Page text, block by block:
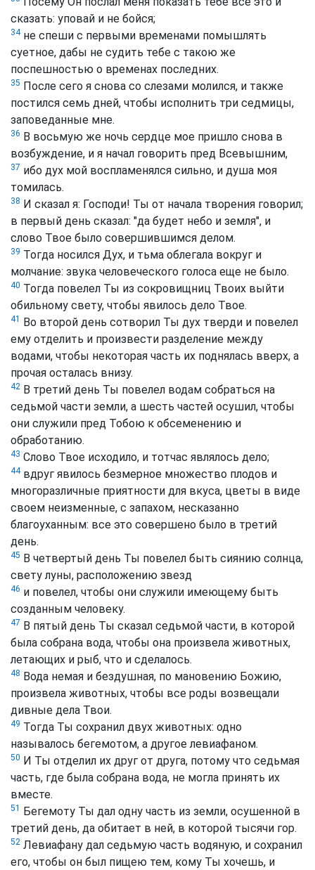
сказать: уповай и не бойся;
34не спеши с первыми временами помышлять
суетное, дабы не судить тебе с такою же
поспешностью о временах последних.
35 После сего я снова со слезами молился, и также
постился семь дней, чтобы исполнить три седмицы,
заповеданные мне.
36 В восьмую же ночь сердце мое пришло снова в
возбуждение, и я начал говорить пред Всевышним,
37 ибо дух мой воспламенялся сильно, и душа моя
томилась.
38 И сказал я: Господи! Ты от начала творения говорил;
в первый день сказал: "да будет небо и земля", и
слово Твое было совершившимся делом.
39 Тогда носился Дух, и тьма облегала вокруг и
молчание: звука человеческого голоса еще не было.
40 Тогда повелел Ты из сокровищниц Твоих выйти
обильному свету, чтобы явилось дело Твое.
41
Во второй день сотворил Ты дух тверди и повелел
ему отделить и произвести разделение между
водами, чтобы некоторая часть их поднялась вверх, а
прочая осталась внизу.
42 В третий день Ты повелел водам собраться на
седьмой части земли, а шесть частей осушил, чтобы
они служили пред Тобою к обсеменению и
обработанию.
43 Слово Твое исходило, и тотчас являлось дело;
44вдруг явилось безмерное множество плодов и
многоразличные приятности для вкуса, цветы в виде
своем неизменные, с запахом, несказанно
благоуханным: все это совершено было в третий
день.
45 В четвертый день Ты повелел быть сиянию солнца,
свету луны, расположению звезд
46 и повелел, чтобы они служили имеющему быть
созданным человеку.
47 В пятый день Ты сказал седьмой части, в которой
была собрана вода, чтобы она произвела животных,
летающих и рыб, что и сделалось.
48 Вода немая и бездушная, по мановению Божию,
произвела животных, чтобы все роды возвещали
дивные дела Твои.
49 Тогда Ты сохранил двух животных: одно
называлось бегемотом, а другое левиафаном.
50 И Ты отделил их друг от друга, потому что седьмая
часть, где была собрана вода, не могла принять их
вместе.
51
Бегемоту Ты дал одну часть из земли, осушенной в
третий день, да обитает в ней, в которой тысячи гор.
52 Левиафану дал седьмую часть водяную, и сохранил
его, чтобы он был пищею тем, кому Ты хочешь, и